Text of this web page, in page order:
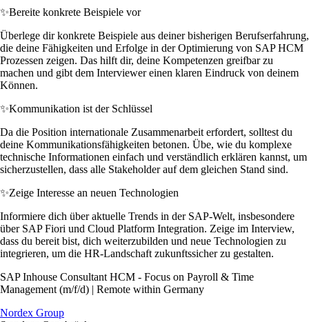
✨Bereite konkrete Beispiele vor
Überlege dir konkrete Beispiele aus deiner bisherigen Berufserfahrung,
die deine Fähigkeiten und Erfolge in der Optimierung von SAP HCM
Prozessen zeigen. Das hilft dir, deine Kompetenzen greifbar zu
machen und gibt dem Interviewer einen klaren Eindruck von deinem
Können.
✨Kommunikation ist der Schlüssel
Da die Position internationale Zusammenarbeit erfordert, solltest du
deine Kommunikationsfähigkeiten betonen. Übe, wie du komplexe
technische Informationen einfach und verständlich erklären kannst, um
sicherzustellen, dass alle Stakeholder auf dem gleichen Stand sind.
✨Zeige Interesse an neuen Technologien
Informiere dich über aktuelle Trends in der SAP-Welt, insbesondere
über SAP Fiori und Cloud Platform Integration. Zeige im Interview,
dass du bereit bist, dich weiterzubilden und neue Technologien zu
integrieren, um die HR-Landschaft zukunftssicher zu gestalten.
SAP Inhouse Consultant HCM - Focus on Payroll & Time
Management (m/f/d) | Remote within Germany
Nordex Group